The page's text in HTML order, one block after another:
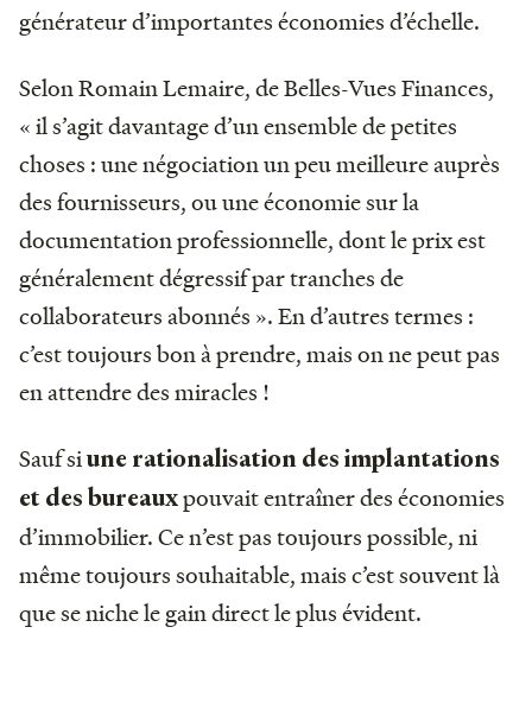
générateur d’importantes économies d’échelle.
Selon Romain Lemaire, de Belles-Vues Finances,
« il s’agit davantage d’un ensemble de petites
choses : une négociation un peu meilleure auprès
des fournisseurs, ou une économie sur la
documentation professionnelle, dont le prix est
généralement dégressif par tranches de
collaborateurs abonnés ». En d’autres termes :
c’est toujours bon à prendre, mais on ne peut pas
en attendre des miracles !
Sauf siune rationalisation des implantations
et des bureauxpouvait entraîner des économies
d’immobilier. Ce n’est pas toujours possible, ni
même toujours souhaitable, mais c’est souvent là
que se niche le gain direct le plus évident.